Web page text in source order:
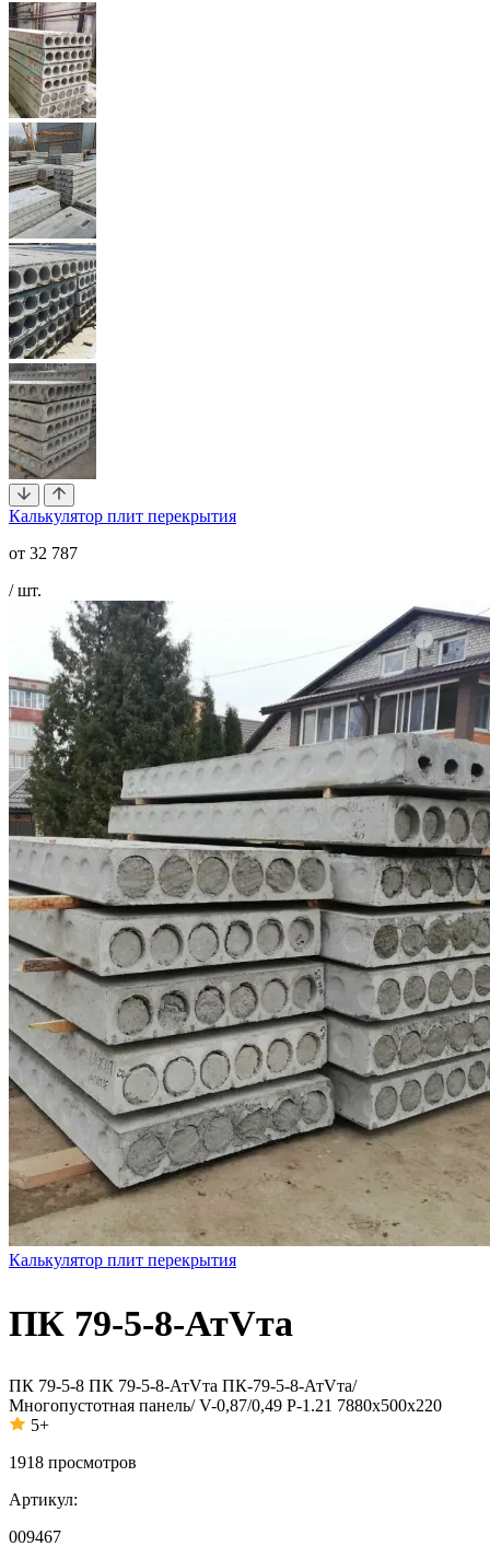
Калькулятор плит перекрытия
от 32 787
/ шт.
Калькулятор плит перекрытия
ПК 79-5-8-АтVта
ПК 79-5-8 ПК 79-5-8-АтVта ПК-79-5-8-АтVта/
Многопустотная панель/ V-0,87/0,49 P-1.21 7880х500х220
5+
1918 просмотров
Артикул:
009467